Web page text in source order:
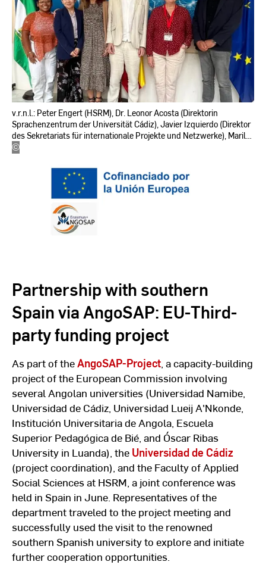
v.r.n.l.: Peter Engert (HSRM), Dr. Leonor Acosta (Direktorin
Sprachenzentrum der Universität Cádiz), Javier Izquierdo (Direktor
des Sekretariats für internationale Projekte und Netzwerke), Mariló
Domínguez (Projektmanagerin AngoSAP), Aki Sakuta (HSRM),
©
Fachbereich
Partnership with southern
Spain via AngoSAP: EU-Third-
party funding project
As part of theAngoSAP-Project, a capacity-building
project of the European Commission involving
several Angolan universities (Universidad Namibe,
Universidad de Cádiz, Universidad Lueij A'Nkonde,
Institución Universitaria de Angola, Escuela
Superior Pedagógica de Bié, and Óscar Ribas
University in Luanda), the Universidad de Cádiz
(project coordination), and the Faculty of Applied
Social Sciences at HSRM, a joint conference was
held in Spain in June. Representatives of the
department traveled to the project meeting and
successfully used the visit to the renowned
southern Spanish university to explore and initiate
further cooperation opportunities.